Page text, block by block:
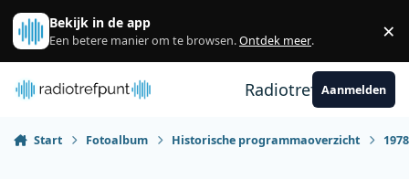
Spring naar bijdragen
Bekijk in de app
Een betere manier om te browsen.Ontdek meer. ×
RadiotrefpuntAanmelden
Start Fotoalbum Historische programmaoverzicht 1978